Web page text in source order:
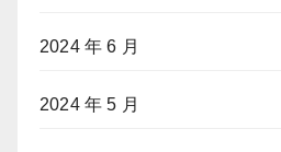
2024 年 6 月
2024 年 5 月